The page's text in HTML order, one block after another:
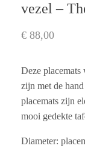
vezel –
€ 88,00
Deze placemats
zijn met de
placemats zijn
mooi gedekte
Diameter: